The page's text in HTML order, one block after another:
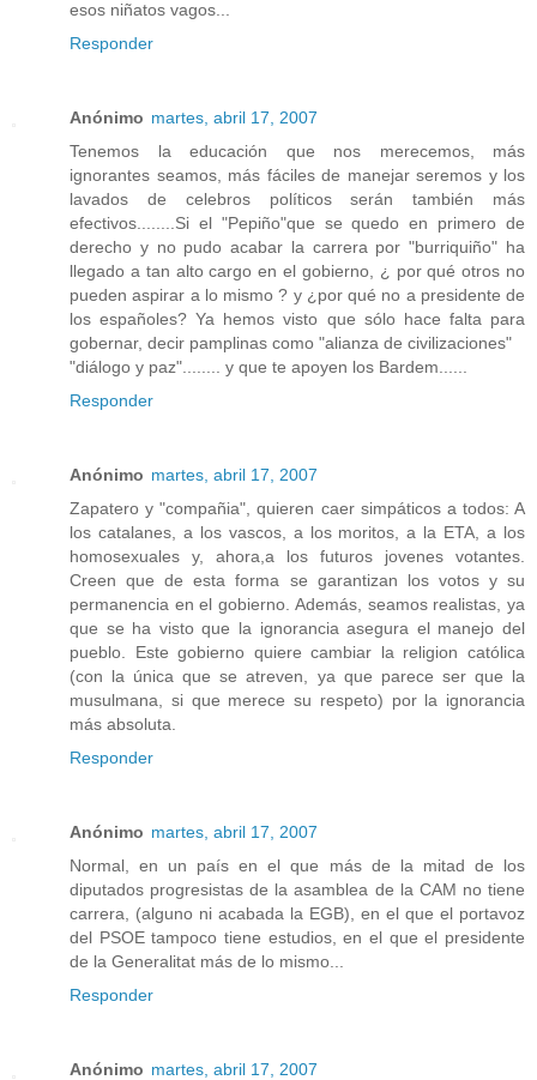
esos niñatos vagos...
Responder
Anónimo martes, abril 17, 2007
Tenemos la educación que nos merecemos, más
ignorantes seamos, más fáciles de manejar seremos y los
lavados de celebros políticos serán también más
efectivos........Si el "Pepiño"que se quedo en primero de
derecho y no pudo acabar la carrera por "burriquiño" ha
llegado a tan alto cargo en el gobierno, ¿ por qué otros no
pueden aspirar a lo mismo ? y ¿por qué no a presidente de
los españoles? Ya hemos visto que sólo hace falta para
gobernar, decir pamplinas como "alianza de civilizaciones"
"diálogo y paz"........ y que te apoyen los Bardem......
Responder
Anónimo martes, abril 17, 2007
Zapatero y "compañia", quieren caer simpáticos a todos: A
los catalanes, a los vascos, a los moritos, a la ETA, a los
homosexuales y, ahora,a los futuros jovenes votantes.
Creen que de esta forma se garantizan los votos y su
permanencia en el gobierno. Además, seamos realistas, ya
que se ha visto que la ignorancia asegura el manejo del
pueblo. Este gobierno quiere cambiar la religion católica
(con la única que se atreven, ya que parece ser que la
musulmana, si que merece su respeto) por la ignorancia
más absoluta.
Responder
Anónimo martes, abril 17, 2007
Normal, en un país en el que más de la mitad de los
diputados progresistas de la asamblea de la CAM no tiene
carrera, (alguno ni acabada la EGB), en el que el portavoz
del PSOE tampoco tiene estudios, en el que el presidente
de la Generalitat más de lo mismo...
Responder
Anónimo martes, abril 17, 2007